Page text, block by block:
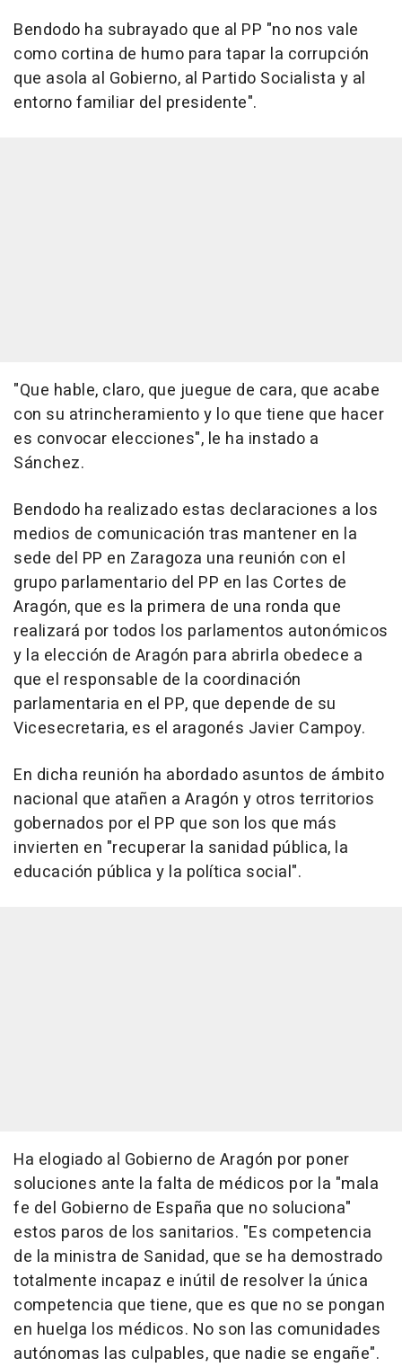
Bendodo ha subrayado que al PP "no nos vale
como cortina de humo para tapar la corrupción
que asola al Gobierno, al Partido Socialista y al
entorno familiar del presidente".
"Que hable, claro, que juegue de cara, que acabe
con su atrincheramiento y lo que tiene que hacer
es convocar elecciones", le ha instado a
Sánchez.
Bendodo ha realizado estas declaraciones a los
medios de comunicación tras mantener en la
sede del PP en Zaragoza una reunión con el
grupo parlamentario del PP en las Cortes de
Aragón, que es la primera de una ronda que
realizará por todos los parlamentos autonómicos
y la elección de Aragón para abrirla obedece a
que el responsable de la coordinación
parlamentaria en el PP, que depende de su
Vicesecretaria, es el aragonés Javier Campoy.
En dicha reunión ha abordado asuntos de ámbito
nacional que atañen a Aragón y otros territorios
gobernados por el PP que son los que más
invierten en "recuperar la sanidad pública, la
educación pública y la política social".
Ha elogiado al Gobierno de Aragón por poner
soluciones ante la falta de médicos por la "mala
fe del Gobierno de España que no soluciona"
estos paros de los sanitarios. "Es competencia
de la ministra de Sanidad, que se ha demostrado
totalmente incapaz e inútil de resolver la única
competencia que tiene, que es que no se pongan
en huelga los médicos. No son las comunidades
autónomas las culpables, que nadie se engañe".